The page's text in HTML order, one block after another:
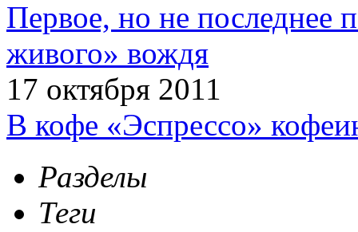
Первое, но не последнее
живого» вождя
17 октября 2011
В кофе «Эспрессо»
Разделы
Теги